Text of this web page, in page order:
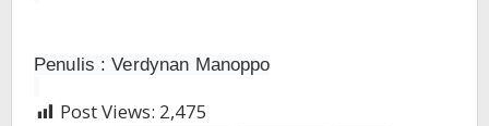
Penulis : Verdynan Manoppo
Post Views: 2,475